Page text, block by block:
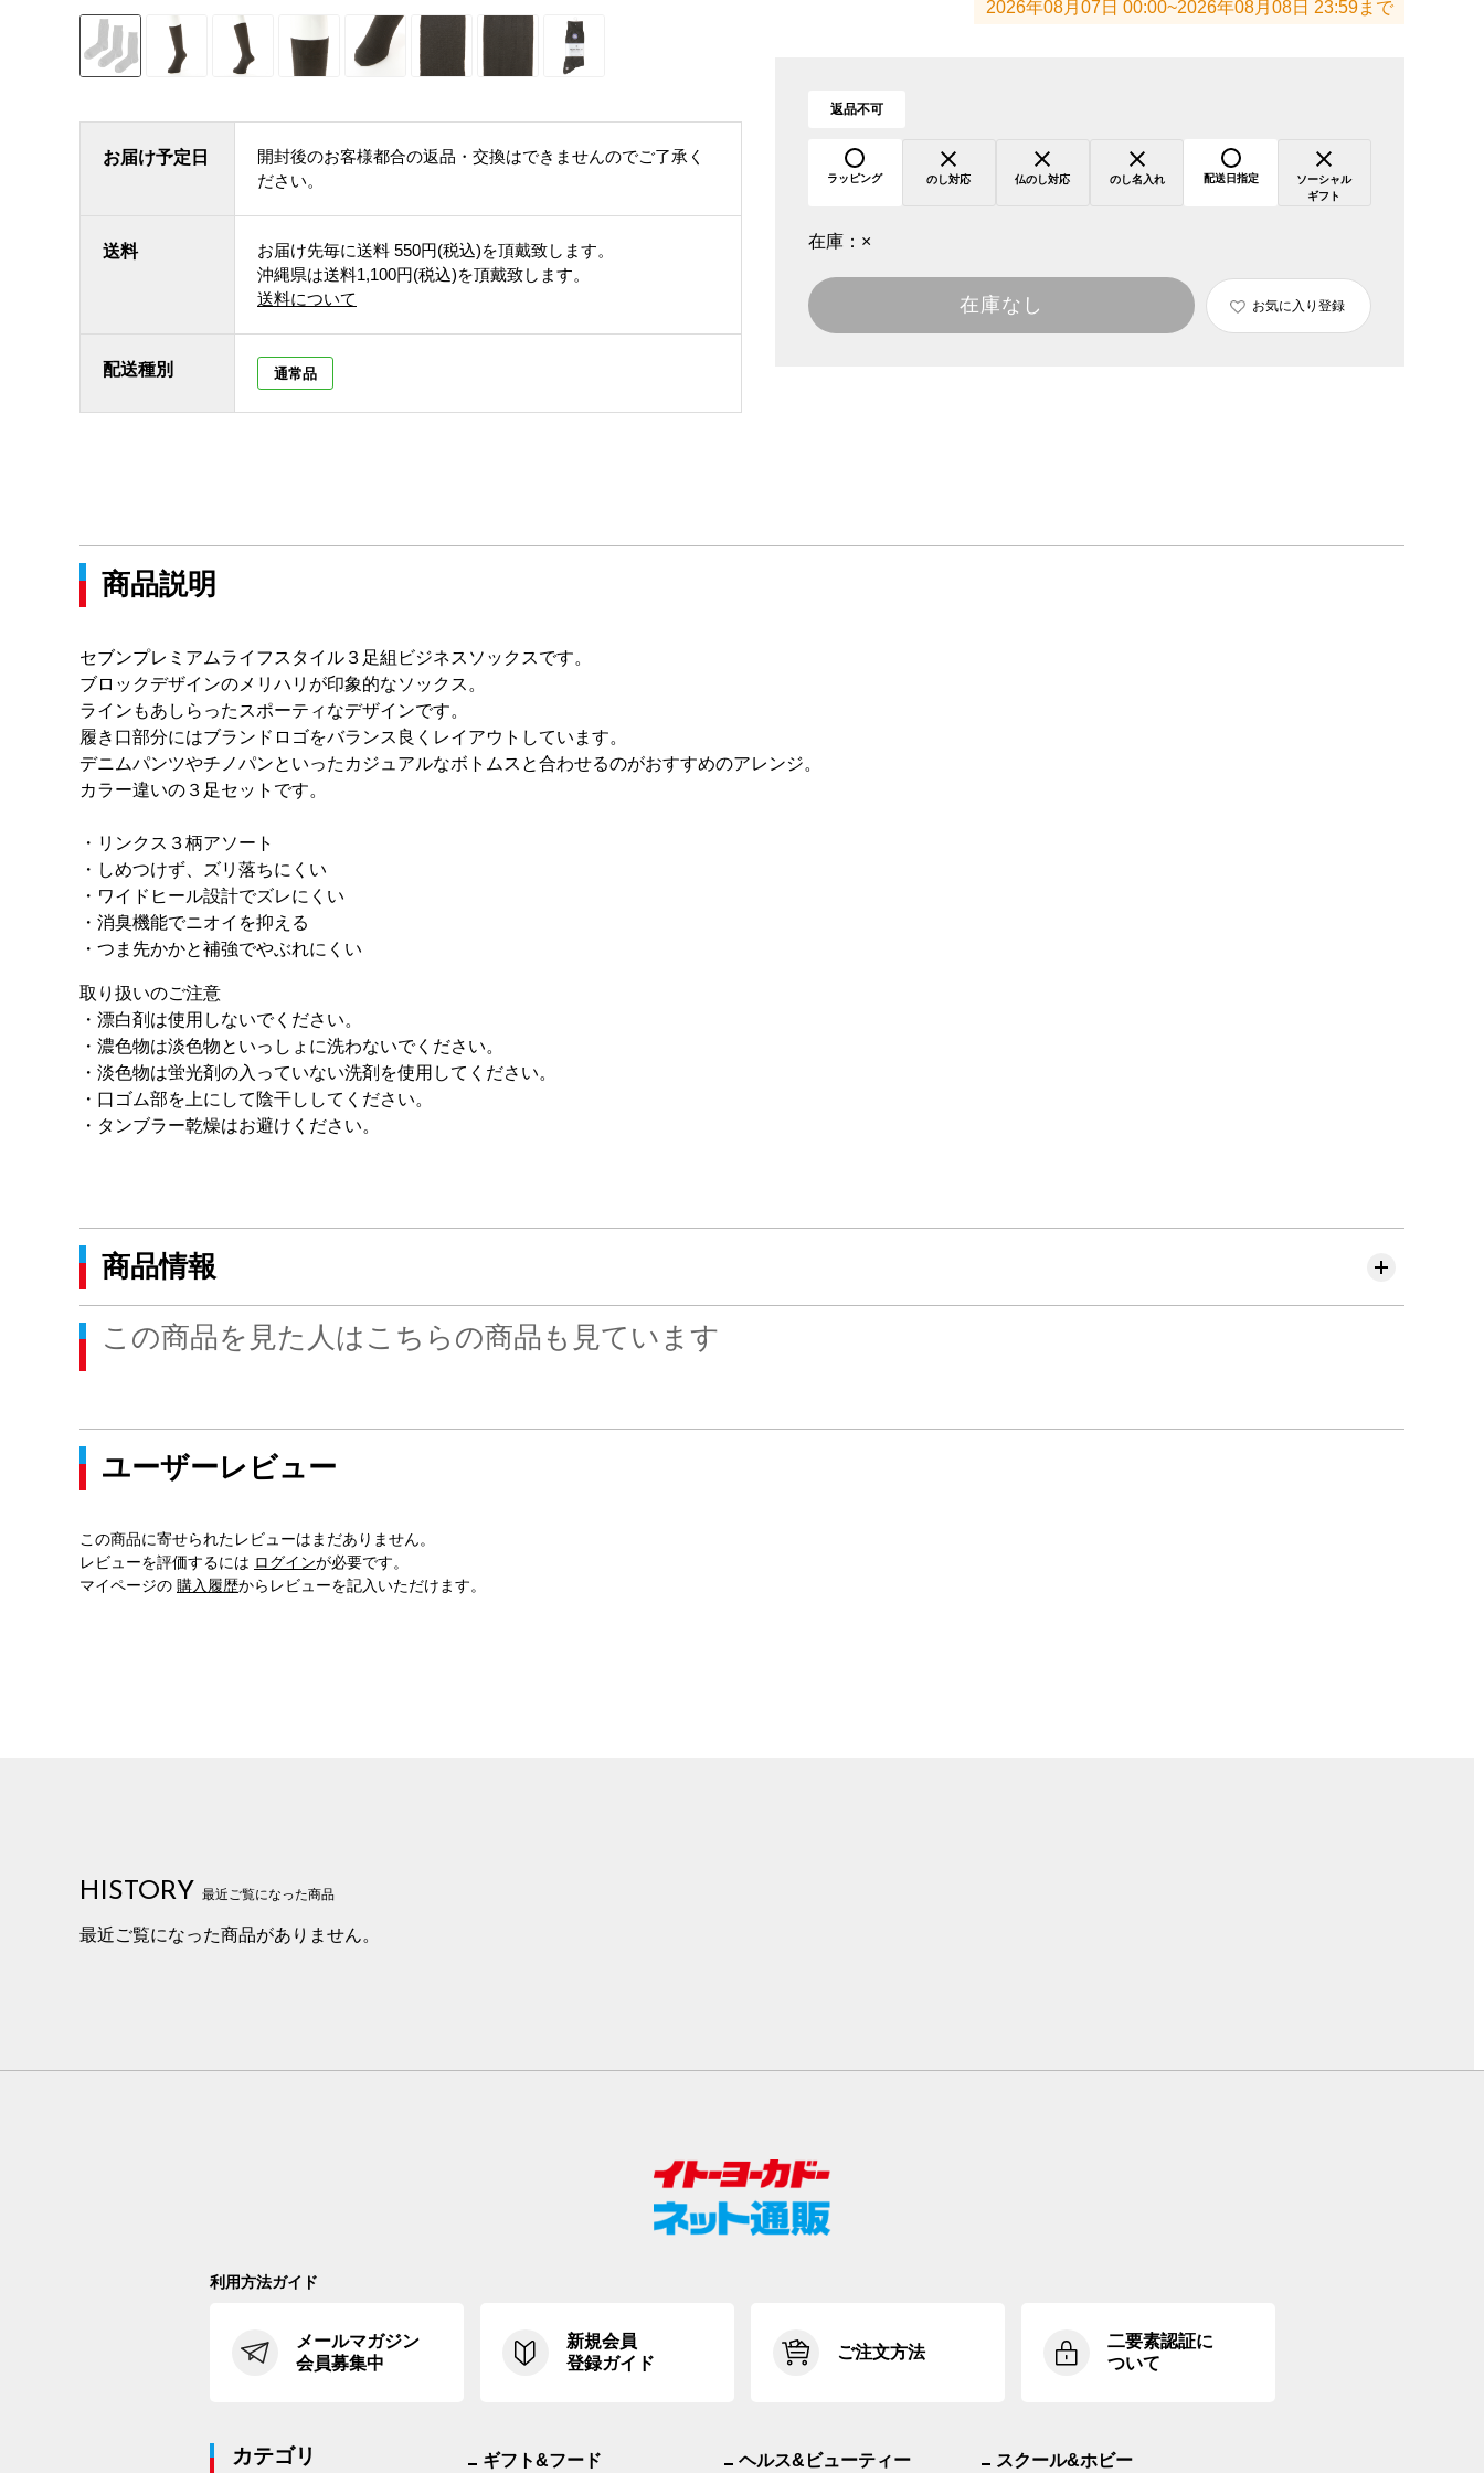
お届け予定日
開封後のお客様都合の返品・交換はできませんのでご了承く
ださい。
送料 お届け先毎に送料 550円(税込)を頂戴致します。
沖縄県は送料1,100円(税込)を頂戴致します。
送料について
配送種別 通常品
2026年08月07日 00:00~2026年08月08日 23:59まで
返品不可
ラッピング のし対応 仏のし対応 のし名入れ 配送日指定
ソーシャル
ギフト
在庫： ×
在庫なし お気に入り登録
商品説明
セブンプレミアムライフスタイル３足組ビジネスソックスです。
ブロックデザインのメリハリが印象的なソックス。
ラインもあしらったスポーティなデザインです。
履き口部分にはブランドロゴをバランス良くレイアウトしています。
デニムパンツやチノパンといったカジュアルなボトムスと合わせるのがおすすめのアレンジ。
カラー違いの３足セットです。
・リンクス３柄アソート
・しめつけず、ズリ落ちにくい
・ワイドヒール設計でズレにくい
・消臭機能でニオイを抑える
・つま先かかと補強でやぶれにくい
取り扱いのご注意
・漂白剤は使用しないでください。
・濃色物は淡色物といっしょに洗わないでください。
・淡色物は蛍光剤の入っていない洗剤を使用してください。
・口ゴム部を上にして陰干ししてください。
・タンブラー乾燥はお避けください。
商品情報
この商品を見た人はこちらの商品も見ています
ユーザーレビュー
この商品に寄せられたレビューはまだありません。
レビューを評価するには ログインが必要です。
マイページの 購入履歴からレビューを記入いただけます。
HISTORY 最近ご覧になった商品
最近ご覧になった商品がありません。
利用方法ガイド
メールマガジン
会員募集中
新規会員
登録ガイド
ご注文方法
二要素認証に
ついて
カテゴリ ギフト&フード ヘルス&ビューティー スクール&ホビー